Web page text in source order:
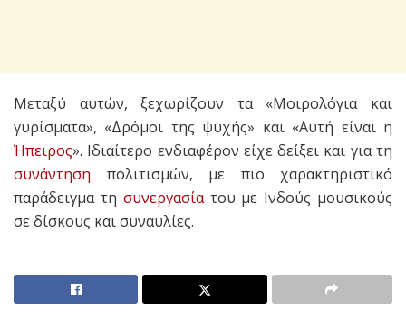
Μεταξύ αυτών, ξεχωρίζουν τα «Μοιρολόγια και
γυρίσματα», «Δρόμοι της ψυχής» και «Αυτή είναι η
Ήπειρος». Ιδιαίτερο ενδιαφέρον είχε δείξει και για τη
συνάντηση πολιτισμών, με πιο χαρακτηριστικό
παράδειγμα τη συνεργασίατου με Ινδούς μουσικούς
σε δίσκους και συναυλίες.